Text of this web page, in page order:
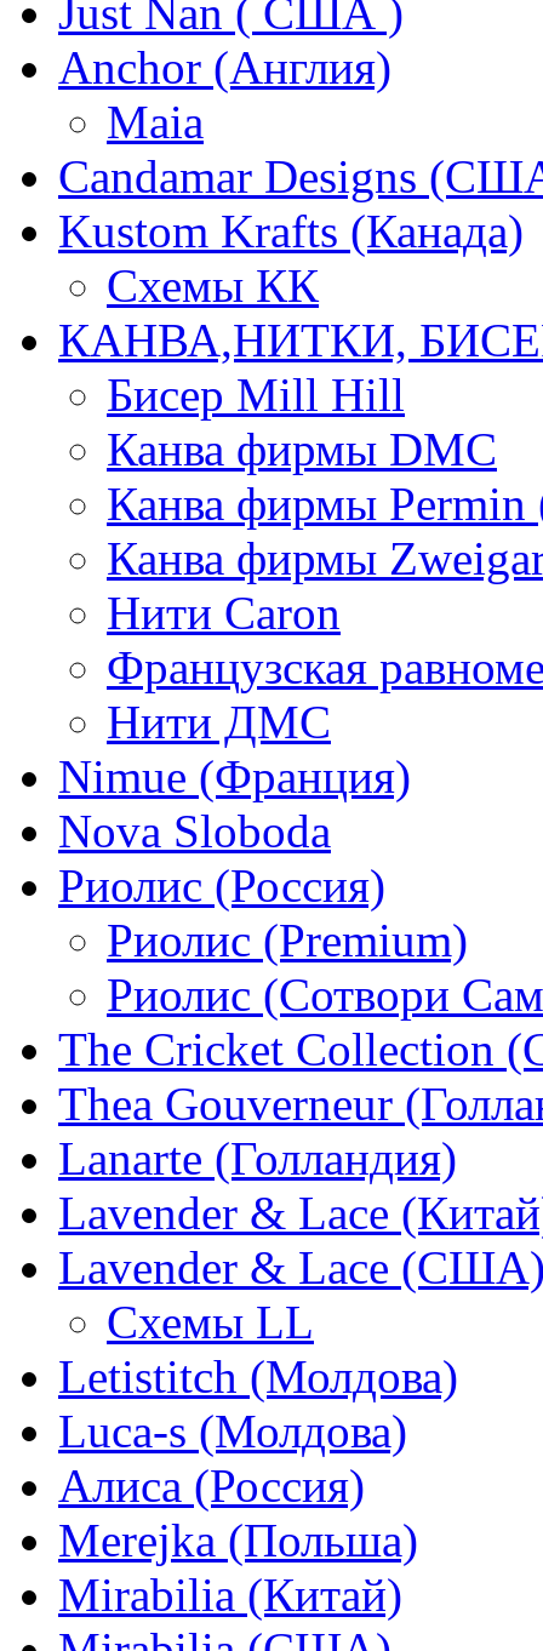
Just Nan ( США )
Anchor (Англия)
Maia
Candamar Designs
Kustom Krafts (Канада)
Схемы КК
КАНВА,НИТКИ,
Бисер Mill Hill
Канва фирмы DMC
Канва фирмы Permin
Канва фирмы
Нити Caron
Французская
Нити ДМС
Nimue (Франция)
Nova Sloboda
Риолис (Россия)
Риолис (Premium)
Риолис (Сотвори
The Cricket Collection
Thea Gouverneur
Lanarte (Голландия)
Lavender & Lace
Lavender & Lace
Схемы LL
Letistitch (Молдова)
Luca-s (Молдова)
Алиса (Россия)
Merejka (Польша)
Mirabilia (Китай)